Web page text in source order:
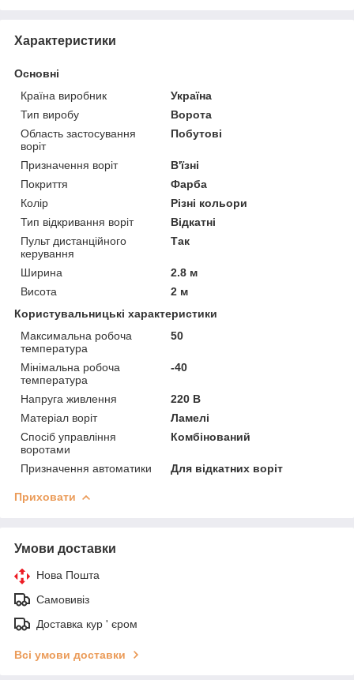
Характеристики
Основні
Країна виробник
Україна
Тип виробу
Ворота
Область застосування
воріт
Побутові
Призначення воріт
В'їзні
Покриття
Фарба
Колір
Різні кольори
Тип відкривання воріт
Відкатні
Пульт дистанційного
керування
Так
Ширина
2.8 м
Висота
2 м
Користувальницькі характеристики
Максимальна робоча
температура
50
Мінімальна робоча
температура
-40
Напруга живлення
220 В
Матеріал воріт
Ламелі
Спосіб управління
воротами
Комбінований
Призначення автоматики Для відкатних воріт
Приховати
Умови доставки
Нова Пошта
Самовивіз
Доставка кур ' єром
Всі умови доставки